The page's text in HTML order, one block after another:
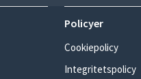
Policyer
Cookiepolicy
Integritetspolicy